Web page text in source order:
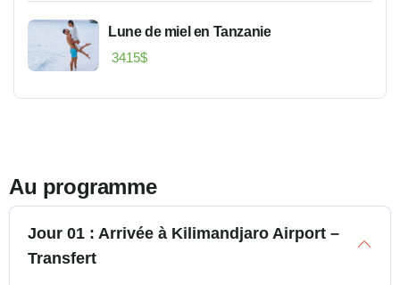
Lune de miel en Tanzanie
3415$
Au programme
Jour 01 : Arrivée à Kilimandjaro Airport –
Transfert